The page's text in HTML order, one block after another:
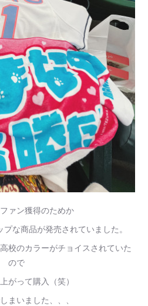
ァン獲得のためか
な商品が発売されていました。
校のカラーがチョイスされていた
ので
がって購入（笑）
まいました、、、